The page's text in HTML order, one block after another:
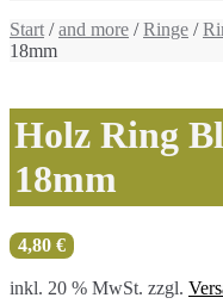
Start /and more /Ringe /
18mm
Holz Ring
18mm
4,80 €
inkl. 20 % MwSt. zzgl.